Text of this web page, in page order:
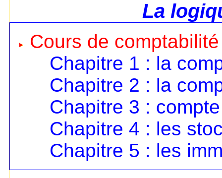
La
Cours de comptabilité
Chapitre 1 : la
Chapitre 2 : la
Chapitre 3 :
Chapitre 4 : les
Chapitre 5 : les